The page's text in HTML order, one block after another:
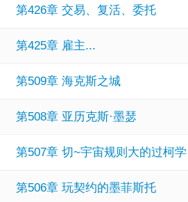
第426章 交易、复活、委托
第425章 雇主...
第509章 海克斯之城
第508章 亚历克斯·墨瑟
第507章 切~宇宙规则大的过柯学
第506章 玩契约的墨菲斯托